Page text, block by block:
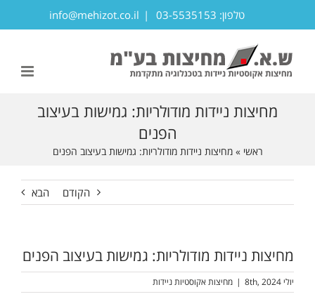
טלפון: 03-5535153 |
info@mehizot.co.il
מחיצות ניידות מודולריות: גמישות בעיצוב
הפנים
ראשי »מחיצות ניידות מודולריות: גמישות בעיצוב הפנים
הקודם הבא
מחיצות ניידות מודולריות: גמישות בעיצוב הפנים
יולי 8th, 2024 | מחיצות אקוסטיות ניידות
פתח סרגל נגישות